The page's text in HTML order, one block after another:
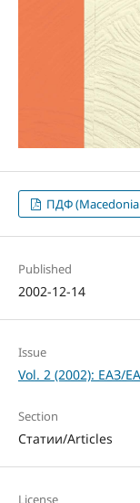
ПДФ
Published
2002-12-14
Issue
Vol. 2 (2002): ЕАЗ/
Section
Статии/Articles
License